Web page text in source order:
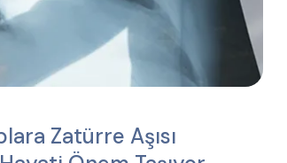
Zatürre Aşısı